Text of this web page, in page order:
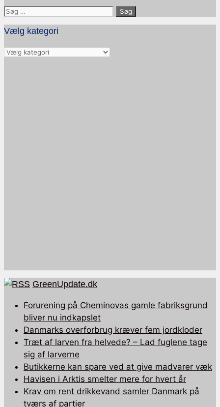
Søg
efter:
Vælg kategori
Vælg
GreenUpdate.dk
Forurening på Cheminovas gamle fabriksgrund
bliver nu indkapslet
Danmarks overforbrug kræver fem jordkloder
Træt af larven fra helvede? – Lad fuglene tage
sig af larverne
Butikkerne kan spare ved at give madvarer væk
Havisen i Arktis smelter mere for hvert år
Krav om rent drikkevand samler Danmark på
tværs af partier